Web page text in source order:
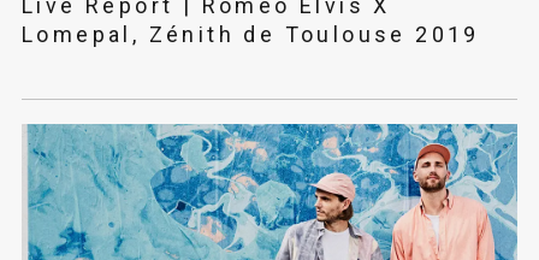
Live Report | Roméo Elvis X
Lomepal, Zénith de Toulouse 2019